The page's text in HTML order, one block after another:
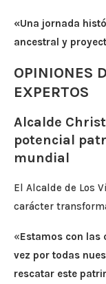
«Una jornada
ancestral y
OPINIONES
EXPERTOS
Alcalde
potencial
mundial
El Alcalde de Los
carácter
«Estamos con las
vez por todas
rescatar este